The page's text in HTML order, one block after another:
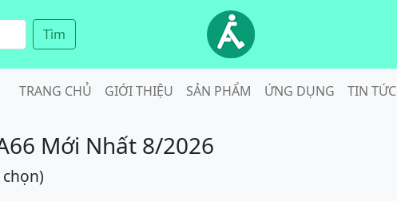
Tìm
TRANG CHỦ GIỚI THIỆU SẢN PHẨM ỨNG DỤNG TIN TỨC
Mới Nhất 8/2026